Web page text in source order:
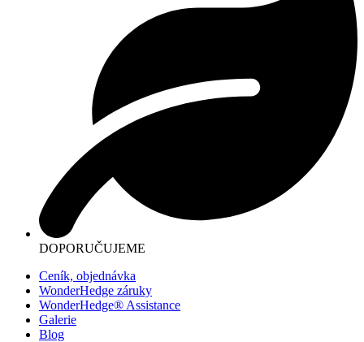
DOPORUČUJEME
Ceník, objednávka
WonderHedge záruky
WonderHedge® Assistance
Galerie
Blog